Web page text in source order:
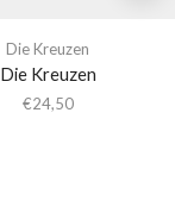
Die Kreuzen
Die Kreuzen
€24,50